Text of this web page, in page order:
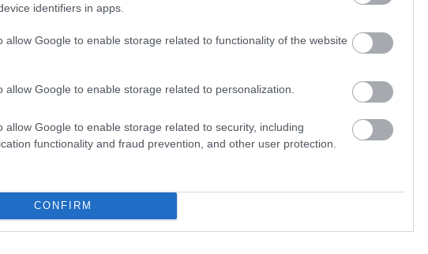
identifiers in apps.
allow Google to enable storage related to functionality of the website
allow Google to enable storage related to personalization.
allow Google to enable storage related to security, including
functionality and fraud prevention, and other user protection.
CONFIRM